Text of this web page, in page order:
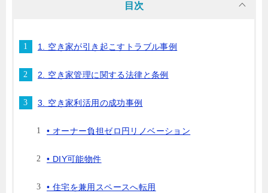
目次
1. 空き家が引き起こすトラブル事例
2. 空き家管理に関する法律と条例
3. 空き家利活用の成功事例
• オーナー負担ゼロ円リノベーション
• DIY可能物件
• 住宅を兼用スペースへ転用